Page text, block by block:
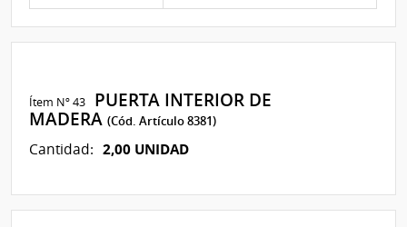
Ítem Nº 43
PUERTA INTERIOR DE
MADERA(Cód. Artículo 8381)
Cantidad: 2,00 UNIDAD